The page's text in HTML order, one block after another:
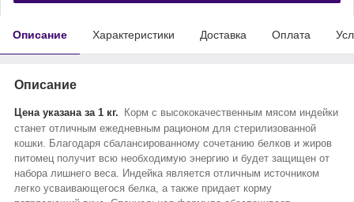
Описание Характеристики Доставка Оплата
Описание
Цена указана за 1 кг.
Корм с высококачественным мясом индейки
станет отличным ежедневным рационом для стерилизованной
кошки. Благодаря сбалансированному сочетанию белков и жиров
питомец получит всю необходимую энергию и будет защищен от
набора лишнего веса. Индейка является отличным источником
легко усваивающегося белка, а также придает корму